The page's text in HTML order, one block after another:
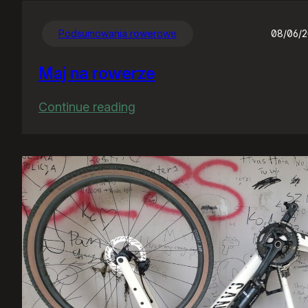
Podsumowania rowerowe 08/06/
Maj na rowerze
Continue reading
rowerze